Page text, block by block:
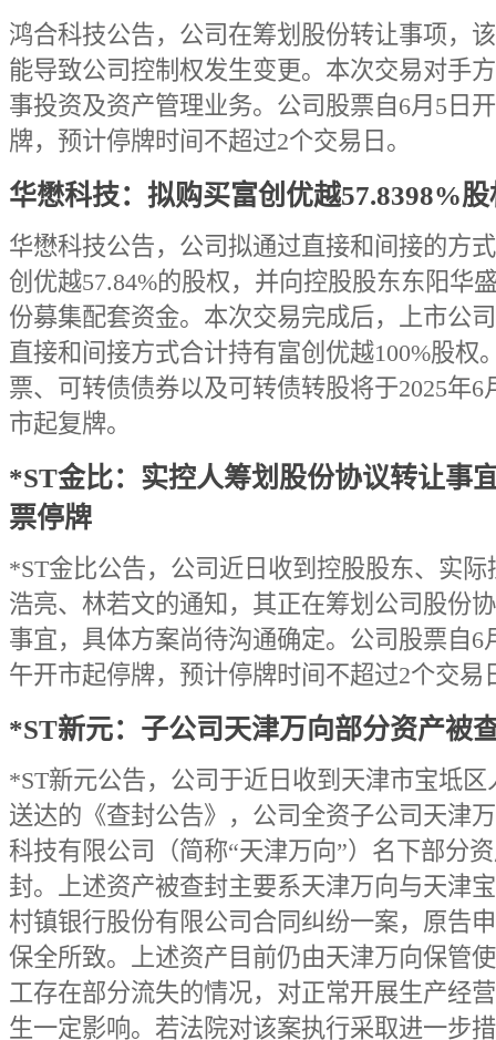
鸿合科技公告，公司在筹划股份转让事项，
能导致公司控制权发生变更。本次交易对手
事投资及资产管理业务。公司股票自6月5日
牌，预计停牌时间不超过2个交易日。
华懋科技：拟购买富创优越57.8398%股
华懋科技公告，公司拟通过直接和间接的方
创优越57.84%的股权，并向控股股东东阳华
份募集配套资金。本次交易完成后，上市公
直接和间接方式合计持有富创优越100%股权
票、可转债债券以及可转债转股将于2025年6
市起复牌。
*ST金比：实控人筹划股份协议转让事
票停牌
*ST金比公告，公司近日收到控股股东、实际
浩亮、林若文的通知，其正在筹划公司股份
事宜，具体方案尚待沟通确定。公司股票自6
午开市起停牌，预计停牌时间不超过2个交易
*ST新元：子公司天津万向部分资产被
*ST新元公告，公司于近日收到天津市宝坻区
送达的《查封公告》，公司全资子公司天津
科技有限公司（简称“天津万向”）名下部分
封。上述资产被查封主要系天津万向与天津
村镇银行股份有限公司合同纠纷一案，原告
保全所致。上述资产目前仍由天津万向保管
工存在部分流失的情况，对正常开展生产经
生一定影响。若法院对该案执行采取进一步